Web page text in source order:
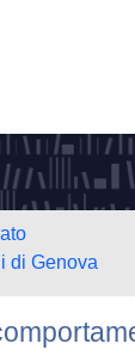
di Genova